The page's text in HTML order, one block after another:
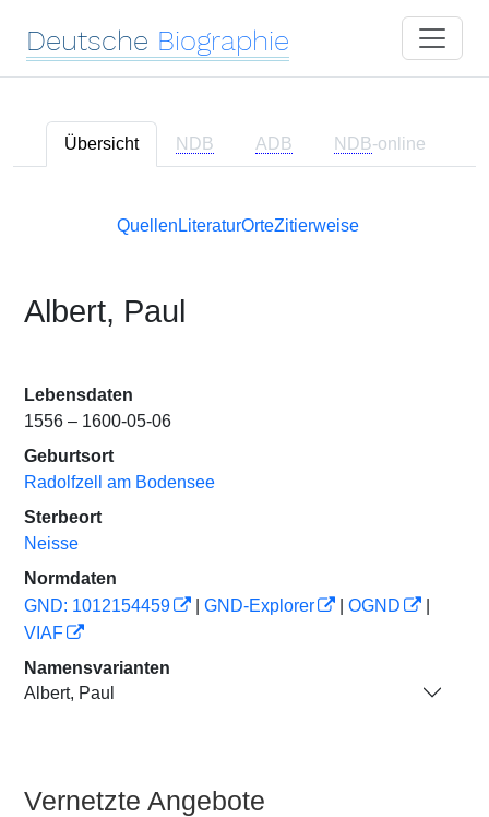
Deutsche Biographie
Übersicht NDB ADB NDB-online
Quellen LiteraturOrteZitierweise
Albert, Paul
Lebensdaten
1556 – 1600-05-06
Geburtsort
Radolfzell am Bodensee
Sterbeort
Neisse
Normdaten
GND: 1012154459
GND-Explorer OGND
VIAF
Namensvarianten
Albert, Paul
Vernetzte Angebote